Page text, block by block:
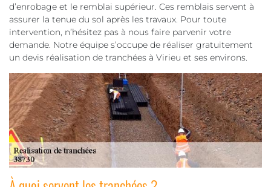
d’enrobage et le remblai supérieur. Ces remblais servent à
assurer la tenue du sol après les travaux. Pour toute
intervention, n’hésitez pas à nous faire parvenir votre
demande. Notre équipe s’occupe de réaliser gratuitement
un devis réalisation de tranchées à Virieu et ses environs.